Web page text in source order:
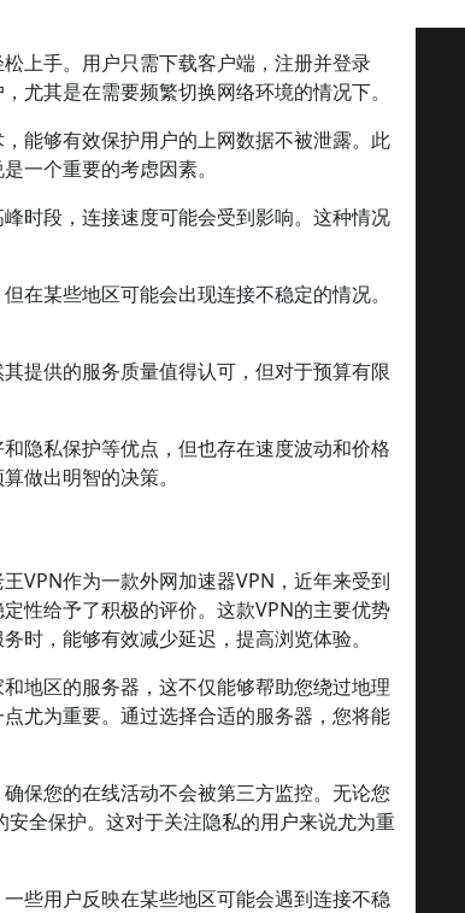
上手。用户只需下载客户端，注册并登录
尤其是在需要频繁切换网络环境的情况下。
能够有效保护用户的上网数据不被泄露。此
一个重要的考虑因素。
时段，连接速度可能会受到影响。这种情况
在某些地区可能会出现连接不稳定的情况。
提供的服务质量值得认可，但对于预算有限
隐私保护等优点，但也存在速度波动和价格
做出明智的决策。
VPN作为一款外网加速器VPN，近年来受到
性给予了积极的评价。这款VPN的主要优势
时，能够有效减少延迟，提高浏览体验。
地区的服务器，这不仅能够帮助您绕过地理
尤为重要。通过选择合适的服务器，您将能
保您的在线活动不会被第三方监控。无论您
全保护。这对于关注隐私的用户来说尤为重
些用户反映在某些地区可能会遇到连接不稳